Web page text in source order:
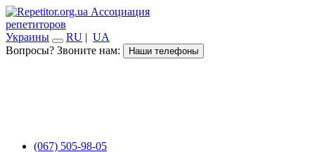
Ассоциация
репетиторов
Украины
RU | UA
Вопросы? Звоните нам:
Наши телефоны
(067) 505-98-05